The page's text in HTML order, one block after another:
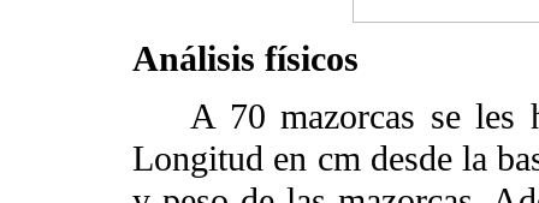
Análisis físicos
A 70 mazorcas se les
Longitud en cm desde la